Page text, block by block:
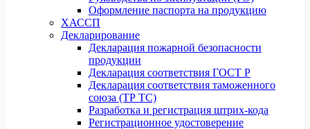
Оформление паспорта на продукцию
ХАССП
Декларирование
Декларация пожарной безопасности
продукции
Декларация соответствия ГОСТ Р
Декларация соответствия таможенного
союза (ТР ТС)
Разработка и регистрация штрих-кода
Регистрационное удостоверение